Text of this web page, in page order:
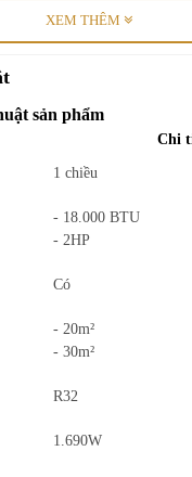
khí Mitsubishi Heavy
XEM THÊM
sản phẩm
Chi
1 chiều
- 18.000 BTU
- 2HP
Có
- 20m²
- 30m²
R32
1.690W